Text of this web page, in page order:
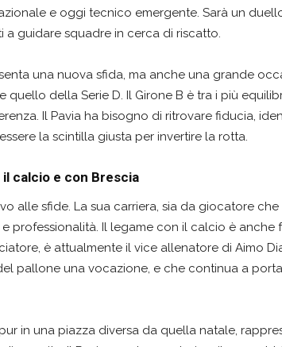
e oggi tecnico emergente. Sarà un
guidare squadre in cerca di riscatto.
una nuova sfida, ma anche una grande
della Serie D. Il Girone B è tra i più
Il Pavia ha bisogno di ritrovare fiducia,
la scintilla giusta per invertire la rotta.
calcio e con Brescia
alle sfide. La sua carriera, sia da giocatore
professionalità. Il legame con il calcio è anche
è attualmente il vice allenatore di Aimo
pallone una vocazione, e che continua a
in una piazza diversa da quella natale,